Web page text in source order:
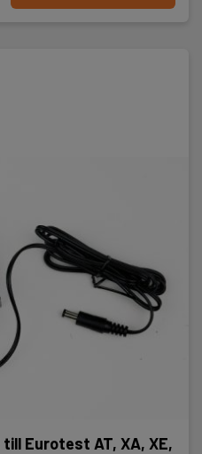
Eurotest AT, XA, XE,